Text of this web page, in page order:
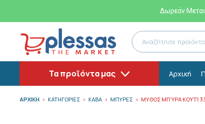
Δωρεάν
Τα προϊόντα μας Αρχική
ΑΡΧΙΚΗ ΚΑΤΗΓΟΡΙΕΣ ΚΑΒΑ ΜΠΥΡΕΣ ΜΥΘΟΣ ΜΠΎΡΑ ΚΟΥΤΊ